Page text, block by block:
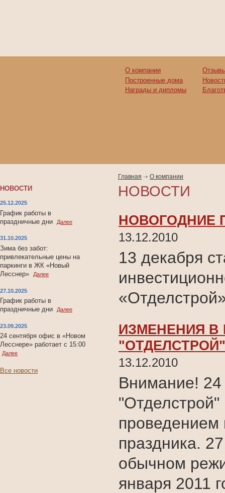
О компании
Построенные дома
Награды и дипломы
НОВОСТИ
25.12.2025
График работы в
праздничные дни
Далее
31.10.2025
Зима без забот:
привлекательные цены на
паркинги в ЖК «Новый
Лесснер»
Далее
27.10.2025
График работы в
праздничные дни
Далее
23.09.2025
24 сентября офис в «Новом
Лесснере» работает с 15:00
Далее
Все новости
Главная О компании
НОВОСТИ
НОВОГОДНИЕ
13.12.2010
13 декабря
ИЗМЕНЕНИЯ В
"ОТДЕЛСТРОЙ"
13.12.2010
Внимание!
"Отделстрой"
проведением
праздника.
обычном
января 2011